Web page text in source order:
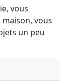
vous
vous
un peu